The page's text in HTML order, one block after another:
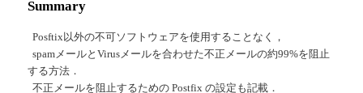
Summary
Posftix以外の不可ソフトウェアを使用することなく，
spamメールとVirusメールを合わせた不正メールの約99%を阻止
する方法．
不正メールを阻止するための Postfix の設定も記載．